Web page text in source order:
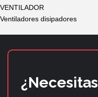
VENTILADOR
Ventiladores disipadores
¿Necesitas